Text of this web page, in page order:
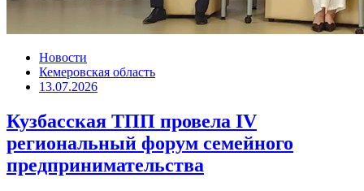
Новости
Кемеровская область
13.07.2026
Кузбасская ТПП провела IV
региональный форум семейного
предпринимательства